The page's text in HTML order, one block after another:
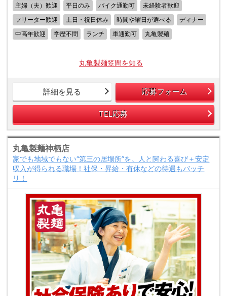
主婦（夫）歓迎
平日のみ バイク通勤可
未経験者歓迎
フリーター歓迎
土日・祝日休み 時間や曜日が選べる
ディナー
中高年歓迎
学歴不問 ランチ 車通勤可 丸亀製麺
丸亀製麺笠間を知る
詳細を見る 応募フォーム
TEL応募
丸亀製麺神栖店
家でも地域でもない“第三の居場所”を。人と関わる喜び＋安定
収入が得られる職場！社保・昇給・有休などの待遇もバッチ
リ！